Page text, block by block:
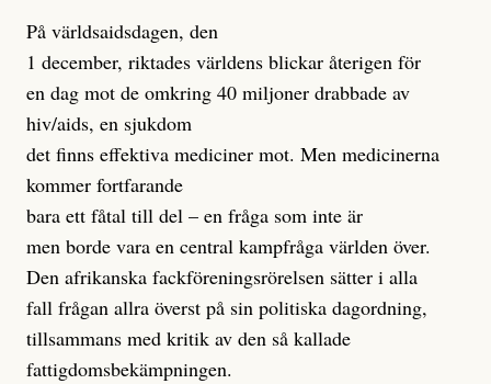
På världsaidsdagen, den
1 december, riktades världens blickar återigen för
en dag mot de omkring 40 miljoner drabbade av
hiv/aids, en sjukdom
det finns effektiva mediciner mot. Men medicinerna
kommer fortfarande
bara ett fåtal till del – en fråga som inte är
men borde vara en central kampfråga världen över.
Den afrikanska fackföreningsrörelsen sätter i alla
fall frågan allra överst på sin politiska dagordning,
tillsammans med kritik av den så kallade
fattigdomsbekämpningen.